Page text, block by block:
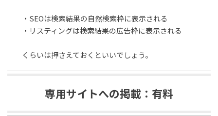
・SEOは検索結果の自然検索枠に表示される
・リスティングは検索結果の広告枠に表示される
くらいは押さえておくといいでしょう。
専用サイトへの掲載：有料